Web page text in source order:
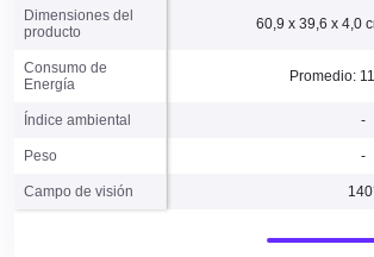
Dimensiones del
producto
Consumo de
Energía
Índice ambiental
Peso
Campo de visión
Dimensiones del
producto
Consumo de
Energía
Índice ambiental
Peso
Campo de visión
60,9 x 39,6 x 4,0
Promedio:
-
-